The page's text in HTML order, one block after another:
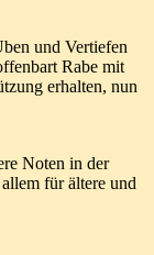
und Vertiefen
Rabe mit
erhalten, nun
Noten in der
für ältere und